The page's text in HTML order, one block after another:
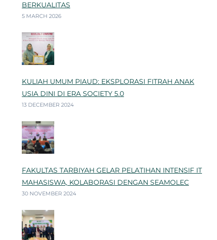
BERKUALITAS
5 MARCH 2026
KULIAH UMUM PIAUD: EKSPLORASI FITRAH ANAK
USIA DINI DI ERA SOCIETY 5.0
13 DECEMBER 2024
FAKULTAS TARBIYAH GELAR PELATIHAN INTENSIF IT
MAHASISWA, KOLABORASI DENGAN SEAMOLEC
30 NOVEMBER 2024